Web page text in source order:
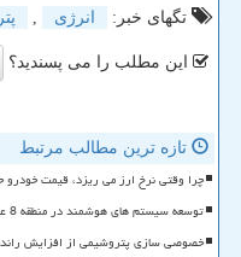
تگهای خبر:
انرژی ,
این مطلب را می پسندید؟
تازه ترین مطالب مرتبط
چرا وقتی نرخ ارز می ریزد، قیمت
توسعه سیستم های هوشمند در منطقه 8 عملیات انتقال گاز شتاب گرفت
خصوصی سازی پتروشیمی از افزایش